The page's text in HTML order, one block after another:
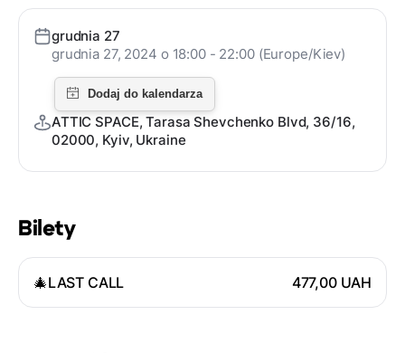
Bilety
🎄LAST CALL 477,00 UAH
grudnia 27
grudnia 27, 2024 o 18:00 - 22:00 (Europe/Kiev)
ATTIC SPACE, Tarasa Shevchenko Blvd, 36/16,
02000, Kyiv, Ukraine